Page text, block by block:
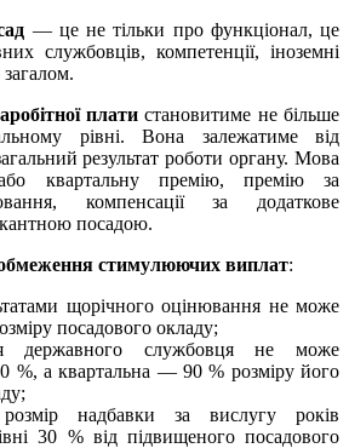
— це не тільки про функціонал, це
службовців, компетенції, іноземні
плати становитиме не більше
рівні. Вона залежатиме від
результат роботи органу. Мова
квартальну премію, премію за
компенсації за додаткове
посадою.
стимулюючих виплат:
щорічного оцінювання не може
посадового окладу;
державного службовця не може
%, а квартальна — 90 % розміру його
надбавки за вислугу років
30 % від підвищеного посадового